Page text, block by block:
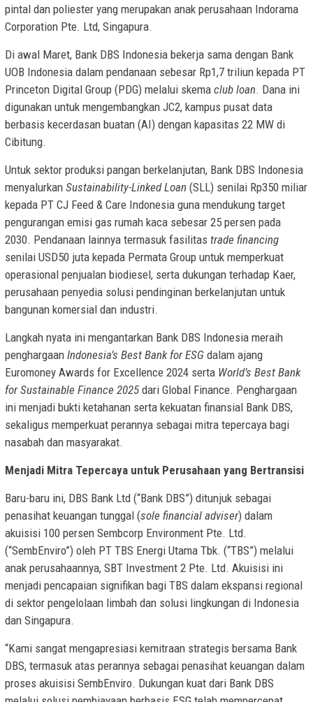
pintal dan poliester yang merupakan anak perusahaan Indorama
Corporation Pte. Ltd, Singapura.
Di awal Maret, Bank DBS Indonesia bekerja sama dengan Bank
UOB Indonesia dalam pendanaan sebesar Rp1,7 triliun kepada PT
Princeton Digital Group (PDG) melalui skema club loan. Dana ini
digunakan untuk mengembangkan JC2, kampus pusat data
berbasis kecerdasan buatan (AI) dengan kapasitas 22 MW di
Cibitung.
Untuk sektor produksi pangan berkelanjutan, Bank DBS Indonesia
menyalurkan Sustainability-Linked Loan (SLL) senilai Rp350 miliar
kepada PT CJ Feed & Care Indonesia guna mendukung target
pengurangan emisi gas rumah kaca sebesar 25 persen pada
2030. Pendanaan lainnya termasuk fasilitas trade financing
senilai USD50 juta kepada Permata Group untuk memperkuat
operasional penjualan biodiesel, serta dukungan terhadap Kaer,
perusahaan penyedia solusi pendinginan berkelanjutan untuk
bangunan komersial dan industri.
Langkah nyata ini mengantarkan Bank DBS Indonesia meraih
penghargaan Indonesia’s Best Bank for ESG dalam ajang
Euromoney Awards for Excellence 2024 serta World’s Best Bank
for Sustainable Finance 2025dari Global Finance. Penghargaan
ini menjadi bukti ketahanan serta kekuatan finansial Bank DBS,
sekaligus memperkuat perannya sebagai mitra tepercaya bagi
nasabah dan masyarakat.
Menjadi Mitra Tepercaya untuk Perusahaan yang Bertransisi
Baru-baru ini, DBS Bank Ltd (“Bank DBS”) ditunjuk sebagai
penasihat keuangan tunggal (sole financial adviser) dalam
akuisisi 100 persen Sembcorp Environment Pte. Ltd.
(“SembEnviro”) oleh PT TBS Energi Utama Tbk. (“TBS”) melalui
anak perusahaannya, SBT Investment 2 Pte. Ltd. Akuisisi ini
menjadi pencapaian signifikan bagi TBS dalam ekspansi regional
di sektor pengelolaan limbah dan solusi lingkungan di Indonesia
dan Singapura.
“Kami sangat mengapresiasi kemitraan strategis bersama Bank
DBS, termasuk atas perannya sebagai penasihat keuangan dalam
proses akuisisi SembEnviro. Dukungan kuat dari Bank DBS